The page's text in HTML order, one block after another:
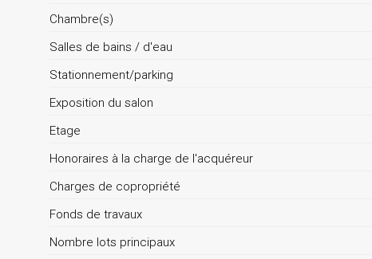
Chambre(s)
Salles de bains / d'eau
Stationnement/parking
Exposition du salon
Etage
Honoraires à la charge de l'acquéreur
Charges de copropriété
Fonds de travaux
Nombre lots principaux